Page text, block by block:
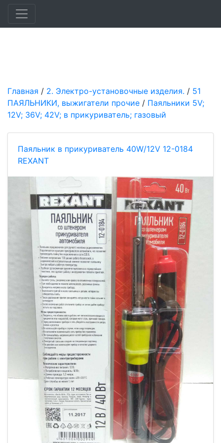
Главная / 2. Электро-установочные изделия. / 51
ПАЯЛЬНИКИ, выжигатели прочие / Паяльники 5V;
12V; 36V; 42V; в прикуриватель; газовый
Паяльник в прикуриватель 40W/12V 12-0184
REXANT